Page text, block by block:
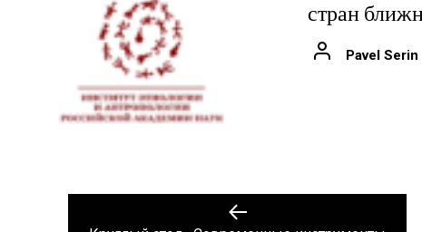
стран
Pavel Serin
Previous